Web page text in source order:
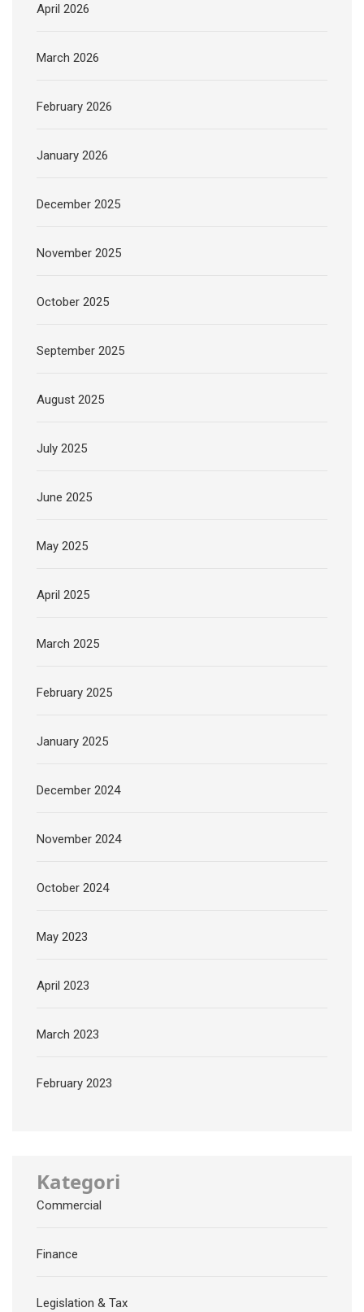
April 2026
March 2026
February 2026
January 2026
December 2025
November 2025
October 2025
September 2025
August 2025
July 2025
June 2025
May 2025
April 2025
March 2025
February 2025
January 2025
December 2024
November 2024
October 2024
May 2023
April 2023
March 2023
February 2023
Kategori
Commercial
Finance
Legislation & Tax